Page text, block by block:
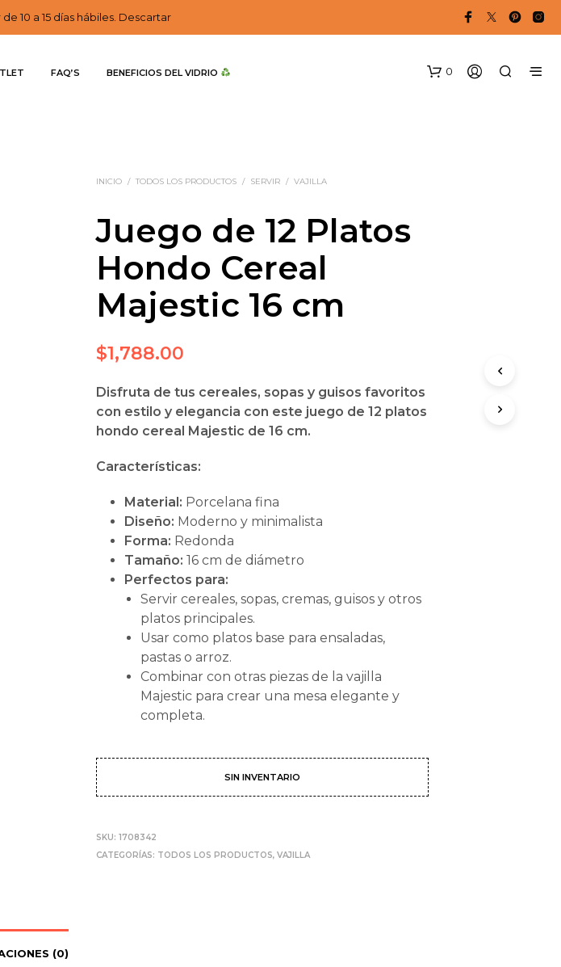
10 a 15 días hábiles. Descartar
FAQ’S BENEFICIOS DEL VIDRIO 0
INICIO / TODOS LOS PRODUCTOS / SERVIR / VAJILLA
Juego de 12 Platos
Hondo Cereal
Majestic 16 cm
$1,788.00
Disfruta de tus cereales, sopas y guisos favoritos
con estilo y elegancia con este juego de 12 platos
hondo cereal Majestic de 16 cm.
Características:
Material: Porcelana fina
Diseño: Moderno y minimalista
Forma: Redonda
Tamaño: 16 cm de diámetro
Perfectos para:
Servir cereales, sopas, cremas, guisos y otros
platos principales.
Usar como platos base para ensaladas,
pastas o arroz.
Combinar con otras piezas de la vajilla
Majestic para crear una mesa elegante y
completa.
SIN INVENTARIO
SKU:1708342
CATEGORÍAS: TODOS LOS PRODUCTOS,VAJILLA
(0)